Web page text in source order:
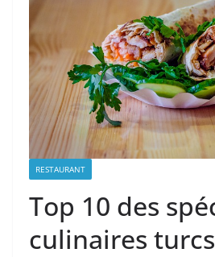
RESTAURANT
Top 10 des
culinaires turcs